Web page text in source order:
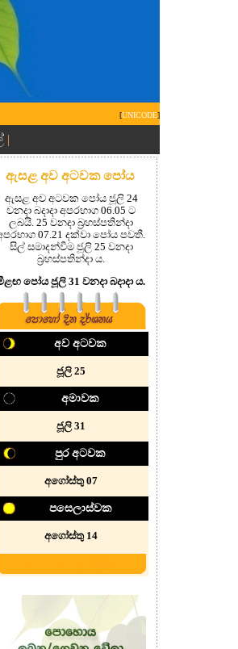
[UNICODE]
|
ඇසළ අව අටවක පෝය
ඇසළ අව අටවක පෝය ජූලි 24
වනදා බදාදා අපරභාග 06.05 ට
ලබයි. 25 වනදා බ්‍රහස්පතින්දා
07.21 දක්වා පෝය පවතී.
සිල් සමාදන්වීම ජූලි 25 වනදා
බ්‍රහස්පතින්දා ය.
පෝය ජූලි 31 වනදා බදාදා ය.
අව අටවක
ජූලි 25
අමාවක
ජූලි 31
පුර අටවක
අගෝස්තු 07
පසෙලාස්වක
අගෝස්තු 14